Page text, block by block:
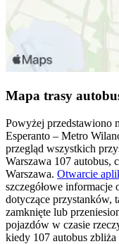
Mapa trasy
Powyżej przedstawiono
Esperanto – Metro
przegląd wszystkich
Warszawa 107 autobus,
Warszawa. Otwarcie
szczegółowe informacje
dotyczące przystanków,
zamknięte lub
pojazdów w czasie
kiedy 107 autobus